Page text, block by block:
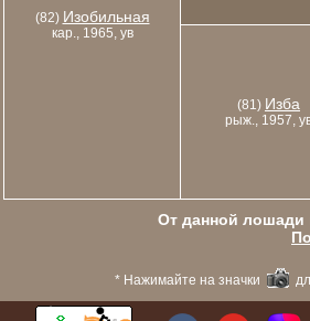
(82) Изобильная
кар., 1965, ув
(81) Изба
рыж., 1957,
От данной лошади
* Нажимайте на значки